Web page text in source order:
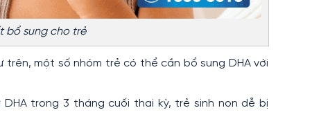
bổ sung cho trẻ
trên, một số nhóm trẻ có thể cần bổ sung DHA với
trong 3 tháng cuối thai kỳ, trẻ sinh non dễ bị